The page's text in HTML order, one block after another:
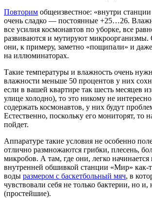
Повторим общеизвестное: «внутри
очень сладко — постоянные +25…26.
все усилия космонавтов по уборке, все
развиваются и мутируют
они, к примеру, заметно «пощипали» и
на иллюминаторах.
Такие температуры и влажность очень
влажности меньше 50 процентов у них
если в вашей квартире так шесть месяцев
улице холодно), то это никому не
содержать космонавтов, у них будут
Естественно, поскольку его мониторят, то
пойдет.
Аппаратуре такие условия не особенно
отлично размножаются грибки, плесень,
микробов. А там, где они, легко начинается
внутренней обшивкой станции «Мир»
воды размером с баскетбольный мяч, в
чувствовали себя не только бактерии, но
(простейшие).